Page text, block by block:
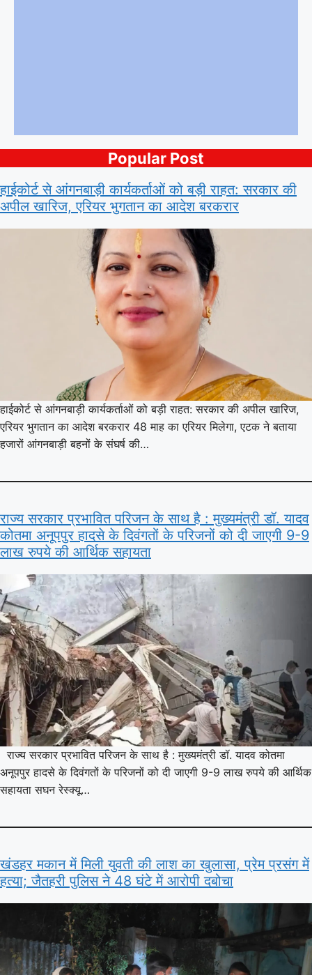
Popular Post
हाईकोर्ट से आंगनबाड़ी कार्यकर्ताओं को बड़ी राहत: सरकार की
अपील खारिज, एरियर भुगतान का आदेश बरकरार
हाईकोर्ट से आंगनबाड़ी कार्यकर्ताओं को बड़ी राहत: सरकार की अपील खारिज,
एरियर भुगतान का आदेश बरकरार 48 माह का एरियर मिलेगा, एटक ने बताया
हजारों आंगनबाड़ी बहनों के संघर्ष की…
राज्य सरकार प्रभावित परिजन के साथ है : मुख्यमंत्री डॉ. यादव
कोतमा अनूपपुर हादसे के दिवंगतों के परिजनों को दी जाएगी 9-9
लाख रुपये की आर्थिक सहायता
राज्य सरकार प्रभावित परिजन के साथ है : मुख्यमंत्री डॉ. यादव कोतमा
अनूपपुर हादसे के दिवंगतों के परिजनों को दी जाएगी 9-9 लाख रुपये की आर्थिक
सहायता सघन रेस्क्यू…
खंडहर मकान में मिली युवती की लाश का खुलासा, प्रेम प्रसंग में
हत्या; जैतहरी पुलिस ने 48 घंटे में आरोपी दबोचा